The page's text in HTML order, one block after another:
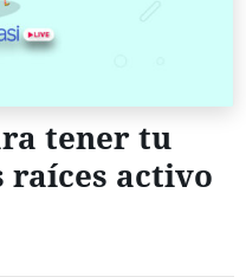
tener tu
raíces activo